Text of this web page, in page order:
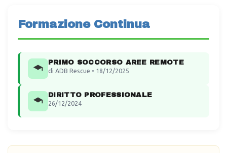
Formazione Continua
PRIMO SOCCORSO AREE REMOTE
di ADB Rescue • 18/12/2025
DIRITTO PROFESSIONALE
26/12/2024